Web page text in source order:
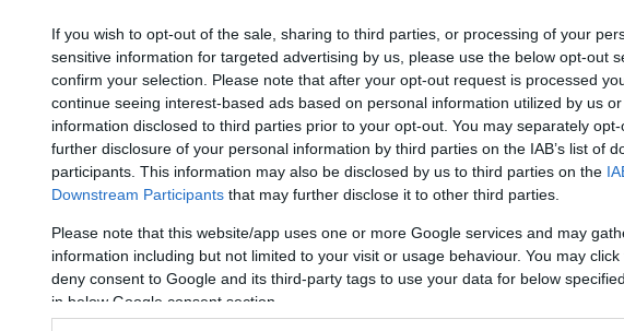
If you wish to opt-out of the sale, sharing to third parties, or processing of your
sensitive information for targeted advertising by us, please use the below opt-out
confirm your selection. Please note that after your opt-out request is processed
continue seeing interest-based ads based on personal information utilized by us
information disclosed to third parties prior to your opt-out. You may separately
further disclosure of your personal information by third parties on the IAB’s list of
participants. This information may also be disclosed by us to third parties on the
Downstream Participants that may further disclose it to other third parties.
Please note that this website/app uses one or more Google services and may
information including but not limited to your visit or usage behaviour. You may
deny consent to Google and its third-party tags to use your data for below
in below Google consent section.
Διαθέσιμο από 4 έως 10 ημέρες
ΚΩΔΙΚΟΣ: 73-01050